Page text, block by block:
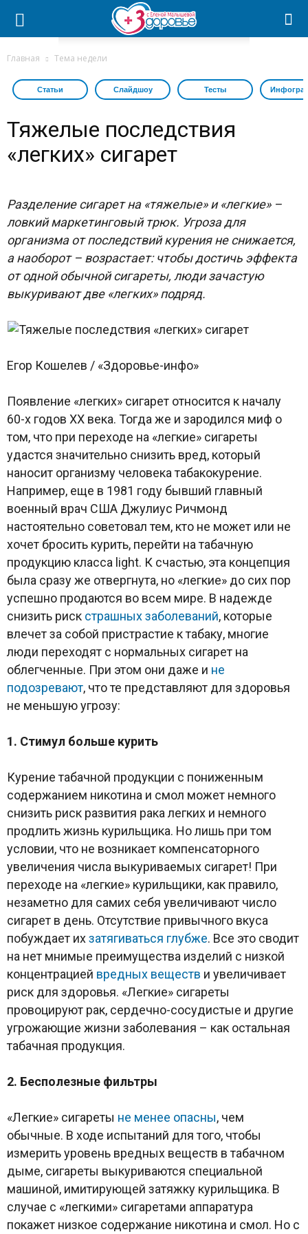
Главная Тема недели
Статьи Слайдшоу Тесты
Тяжелые последствия
«легких» сигарет
Разделение сигарет на «тяжелые» и «легкие» –
ловкий маркетинговый трюк. Угроза для
организма от последствий курения не снижается,
а наоборот – возрастает: чтобы достичь эффекта
от одной обычной сигареты, люди зачастую
выкуривают две «легких» подряд.
Егор Кошелев / «Здоровье-инфо»
Появление «легких» сигарет относится к началу
60-х годов XX века. Тогда же и зародился миф о
том, что при переходе на «легкие» сигареты
удастся значительно снизить вред, который
наносит организму человека табакокурение.
Например, еще в 1981 году бывший главный
военный врач США Джулиус Ричмонд
настоятельно советовал тем, кто не может или не
хочет бросить курить, перейти на табачную
продукцию класса light. К счастью, эта концепция
была сразу же отвергнута, но «легкие» до сих пор
успешно продаются во всем мире. В надежде
снизить риск страшных заболеваний, которые
влечет за собой пристрастие к табаку, многие
люди переходят с нормальных сигарет на
облегченные. При этом они даже и не
подозревают, что те представляют для здоровья
не меньшую угрозу:
1. Стимул больше курить
Курение табачной продукции с пониженным
содержанием никотина и смол может немного
снизить риск развития рака легких и немного
продлить жизнь курильщика. Но лишь при том
условии, что не возникает компенсаторного
увеличения числа выкуриваемых сигарет! При
переходе на «легкие» курильщики, как правило,
незаметно для самих себя увеличивают число
сигарет в день. Отсутствие привычного вкуса
побуждает ихзатягиваться глубже. Все это сводит
на нет мнимые преимущества изделий с низкой
концентрацией вредных веществ и увеличивает
риск для здоровья. «Легкие» сигареты
провоцируют рак, сердечно-сосудистые и другие
угрожающие жизни заболевания – как остальная
табачная продукция.
2. Бесполезные фильтры
«Легкие» сигареты не менее опасны, чем
обычные. В ходе испытаний для того, чтобы
измерить уровень вредных веществ в табачном
дыме, сигареты выкуриваются специальной
машиной, имитирующей затяжку курильщика. В
случае с «легкими» сигаретами аппаратура
покажет низкое содержание никотина и смол. Но с